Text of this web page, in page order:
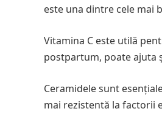
este una dintre cele mai
Vitamina C este utilă
postpartum, poate ajuta
Ceramidele sunt
mai rezistentă la factorii